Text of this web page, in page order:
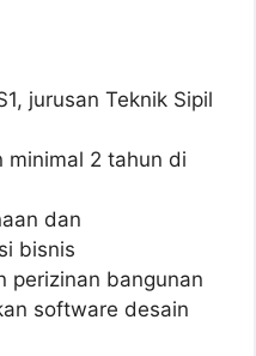
jurusan Teknik Sipil
minimal 2 tahun di
dan
bisnis
perizinan bangunan
software desain